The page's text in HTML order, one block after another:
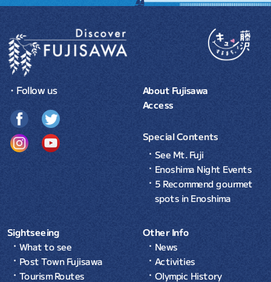
About Fujisawa
Access
Special Contents
See Mt. Fuji
Enoshima Night Events
5 Recommend gourmet
spots in Enoshima
Sightseeing
What to see
Post Town Fujisawa
Tourism Routes
Other Info
News
Activities
Olympic History
・Follow us